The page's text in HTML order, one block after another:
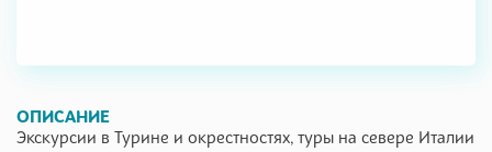
ОПИСАНИЕ
Экскурсии в Турине и окрестностях, туры на севере Италии